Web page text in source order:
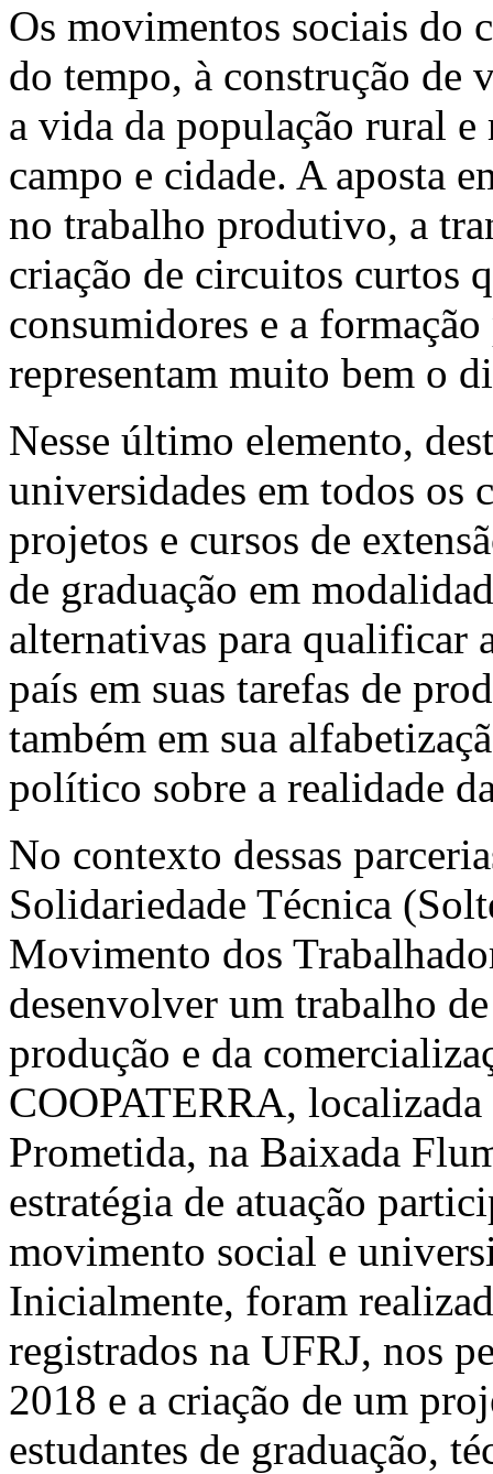
Os movimentos sociais do
do tempo, à construção de
a vida da população rural
campo e cidade. A aposta
no trabalho produtivo, a
criação de circuitos curtos
consumidores e a
representam muito bem o
Nesse último elemento,
universidades em todos os
projetos e cursos de
de graduação em
alternativas para qualificar
país em suas tarefas de
também em sua
político sobre a realidade
No contexto dessas
Solidariedade Técnica
Movimento dos
desenvolver um trabalho
produção e da
COOPATERRA, localizada
Prometida, na Baixada
estratégia de atuação
movimento social e
Inicialmente, foram
registrados na UFRJ, nos
2018 e a criação de um
estudantes de graduação,